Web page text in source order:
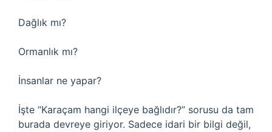
Dağlık mı?
Ormanlık mı?
İnsanlar ne yapar?
İşte “Karaçam hangi ilçeye bağlıdır?” sorusu da tam
burada devreye giriyor. Sadece idari bir bilgi değil,